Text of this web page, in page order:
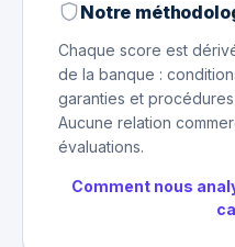
Notre
Chaque score est
de la banque :
garanties et
Aucune relation
évaluations.
Comment nous